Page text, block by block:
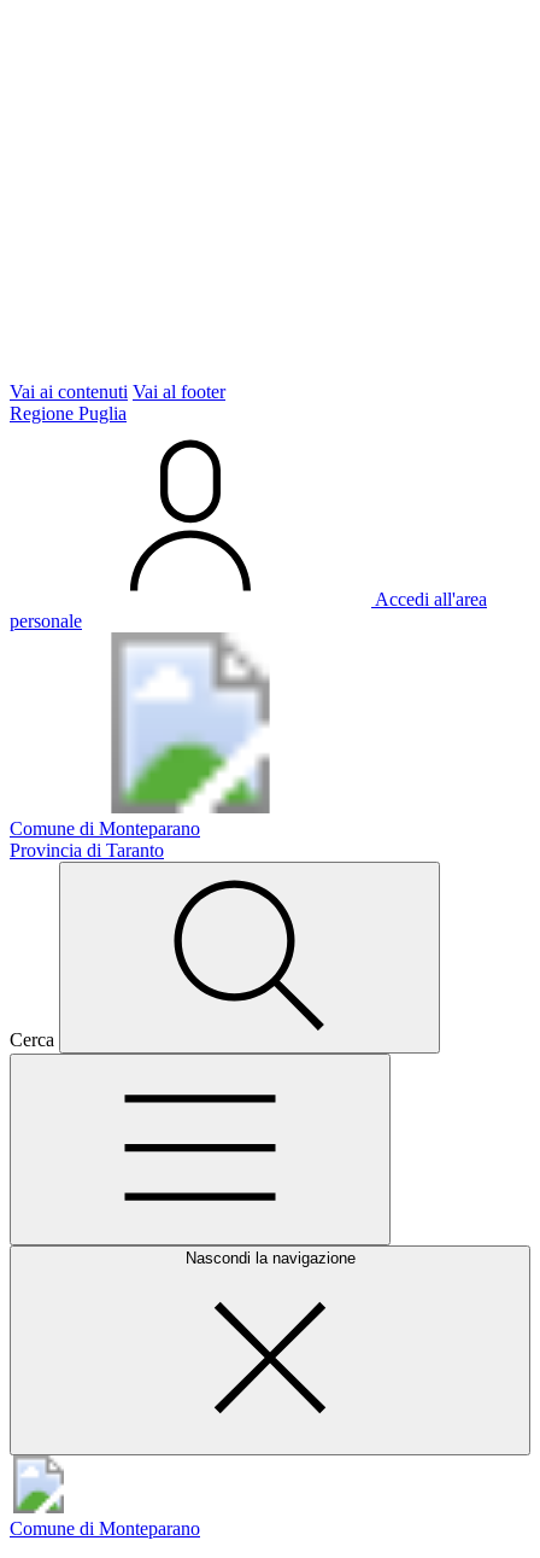
Vai ai contenuti Vai al footer
Regione Puglia
Accedi all'area
personale
Comune di Monteparano
Provincia di Taranto
Cerca
Nascondi la navigazione
Comune di Monteparano